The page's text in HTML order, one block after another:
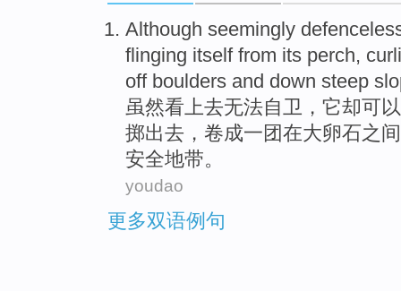
Although seemingly
flinging itself from its perch,
off boulders and down steep
虽然看上去无法自卫 ， 它却可以
掷出去， 卷成一团在大卵石之间
安全地带。
youdao
更多双语例句